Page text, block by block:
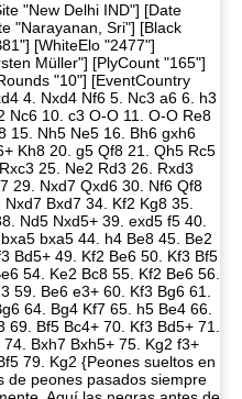
"New Delhi IND"] [Date
"Narayanan, Sri"] [Black
[WhiteElo "2477"]
Müller"] [PlyCount "165"]
"10"] [EventCountry
4. Nxd4 Nf6 5. Nc3 a6 6. h3
Nc6 10. c3 O-O 11. O-O Re8
15. Nh5 Ne5 16. Bh6 gxh6
Kh8 20. g5 Qf8 21. Qh5 Rc5
25. Ne2 Rd3 26. Rxd3
29. Nxd7 Qxd6 30. Nf6 Qf8
Bxd7 34. Kf2 Kg8 35.
Nd5 Nxd5+ 39. exd5 f5 40.
bxa5 44. h4 Be8 45. Be2
Bd5+ 49. Kf2 Be6 50. Kf3 Bf5
54. Ke2 Bc8 55. Kf2 Be6 56.
59. Be6 e3+ 60. Kf3 Bg6 61.
64. Bg4 Kf7 65. h5 Be4 66.
Bf5 Bc4+ 70. Kf3 Bd5+ 71.
Bxh7 Bxh5+ 75. Kg2 f3+
79. Kg2 {Peones sueltos en
de peones pasados siempre